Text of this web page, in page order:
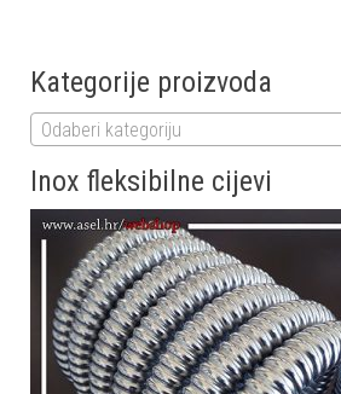
Kategorije proizvoda
Odaberi kategoriju
Inox fleksibilne cijevi